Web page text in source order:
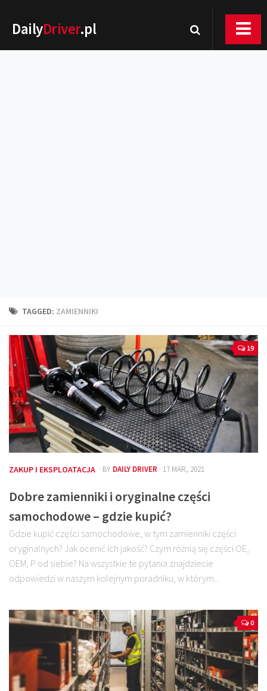
DailyDriver.pl
Technika jazdy
Kalkulatory
Przelicznik mocy
Auto z niemiec
Galerie
TAGGED: ZAMIENNIKI
19
ZAKUP I EKSPLOATACJA · BY DAILY DRIVER · 17 MAR, 2021
Dobre zamienniki i oryginalne części
samochodowe – gdzie kupić?
Gdzie kupić części samochodowe, w tym zamienniki części
oryginalnych? Jak ocenić ich jakość? Czym różnią się części OE,
OEM, P od siebie? Na wszystkie te pytania znajdziecie
odpowiedzi w naszym kolejnym poradniku, w którym...
0